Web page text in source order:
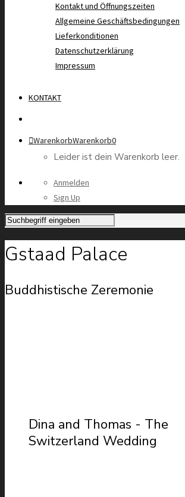
Kontakt und Öffnungszeiten
Allgemeine Geschäftsbedingungen
Lieferkonditionen
Datenschutzerklärung
Impressum
KONTAKT
WarenkorbWarenkorb0
Leider ist dein Warenkorb leer.
Anmelden
Sign Up
Gstaad Palace
Buddhistische Zeremonie
Dina and Thomas - The
Switzerland Wedding